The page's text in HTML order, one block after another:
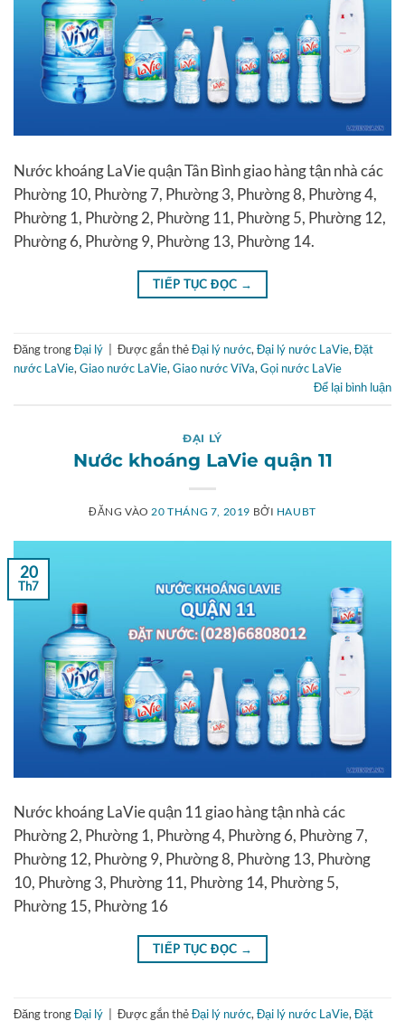
Nước khoáng LaVie quận Tân Bình giao hàng tận nhà các
Phường 10, Phường 7, Phường 3, Phường 8, Phường 4,
Phường 1, Phường 2, Phường 11, Phường 5, Phường 12,
Phường 6, Phường 9, Phường 13, Phường 14.
TIẾP TỤC ĐỌC →
Đăng trongĐại lý | Được gắn thẻĐại lý nước, Đại lý nước LaVie, Đặt
nước LaVie, Giao nước LaVie, Giao nước ViVa, Gọi nước LaVie
Để lại bình luận
ĐẠI LÝ
Nước khoáng LaVie quận 11
ĐĂNG VÀO20 THÁNG 7, 2019 BỞI HAUBT
20
Th7
Nước khoáng LaVie quận 11 giao hàng tận nhà các
Phường 2, Phường 1, Phường 4, Phường 6, Phường 7,
Phường 12, Phường 9, Phường 8, Phường 13, Phường
10, Phường 3, Phường 11, Phường 14, Phường 5,
Phường 15, Phường 16
TIẾP TỤC ĐỌC →
Đăng trongĐại lý | Được gắn thẻĐại lý nước, Đại lý nước LaVie, Đặt